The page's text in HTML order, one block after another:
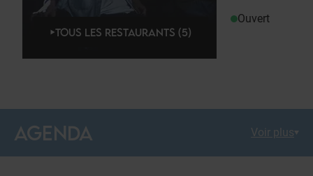
TOUS LES RESTAURANTS (5)
Ouvert
AGENDA Voir plus